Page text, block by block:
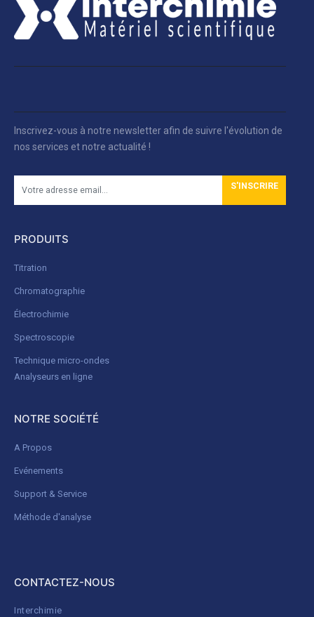
Inscrivez-vous à notre newsletter afin de suivre l'évolution de
nos services et notre actualité !
S'INSCRIRE
PRODUITS
Titration
Chromatographie
Électrochimie
Spectroscopie
Technique micro-ondes
Analyseurs en ligne
NOTRE SOCIÉTÉ
A Propos
Evénements
Support & Service
Méthode d'analyse
CONTACTEZ-NOUS
Interchimie